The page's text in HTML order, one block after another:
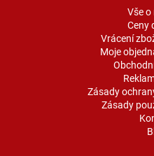
Vše o
Ceny
Vrácení
Moje
Zásady
Zásady